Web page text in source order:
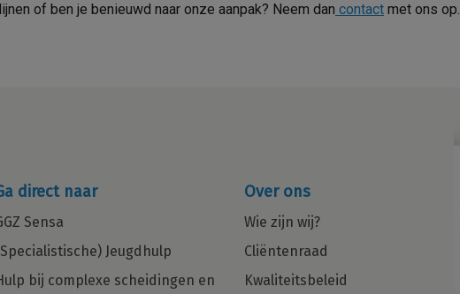
of ben je benieuwd naar onze aanpak? Neem dan contact met ons op.
direct naar
Sensa
Jeugdhulp
bij complexe scheidingen en
Over ons
Wie zijn wij?
Cliëntenraad
Kwaliteitsbeleid